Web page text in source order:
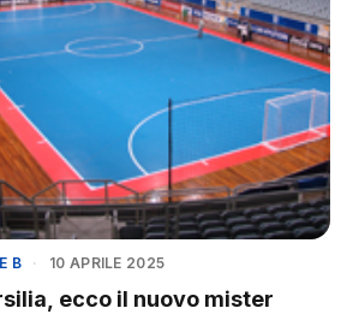
B · 10 APRILE 2025
ecco il nuovo mister